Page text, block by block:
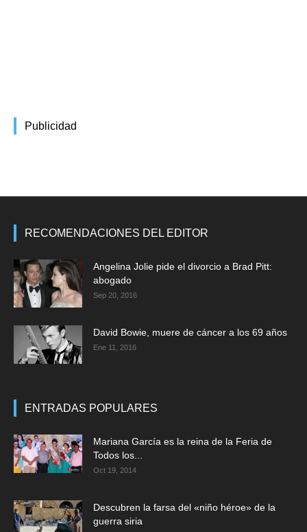
Publicidad
RECOMENDACIONES DEL EDITOR
Angelina Jolie pide el divorcio a Brad Pitt:
abogado
Sep 20, 2016
David Bowie, muere de cáncer a los 69 años
Ene 11, 2016
ENTRADAS POPULARES
Mariana García es la reina de la Feria de
Todos los...
Oct 19, 2014
Descubren la farsa del «niño héroe» de la
guerra siria